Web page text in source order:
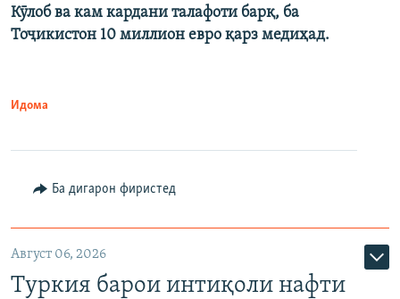
Кӯлоб ва кам кардани талафоти барқ, ба
Тоҷикистон 10 миллион евро қарз медиҳад.
Идома
Ба дигарон фиристед
Август 06, 2026
Туркия барои интиқоли нафти